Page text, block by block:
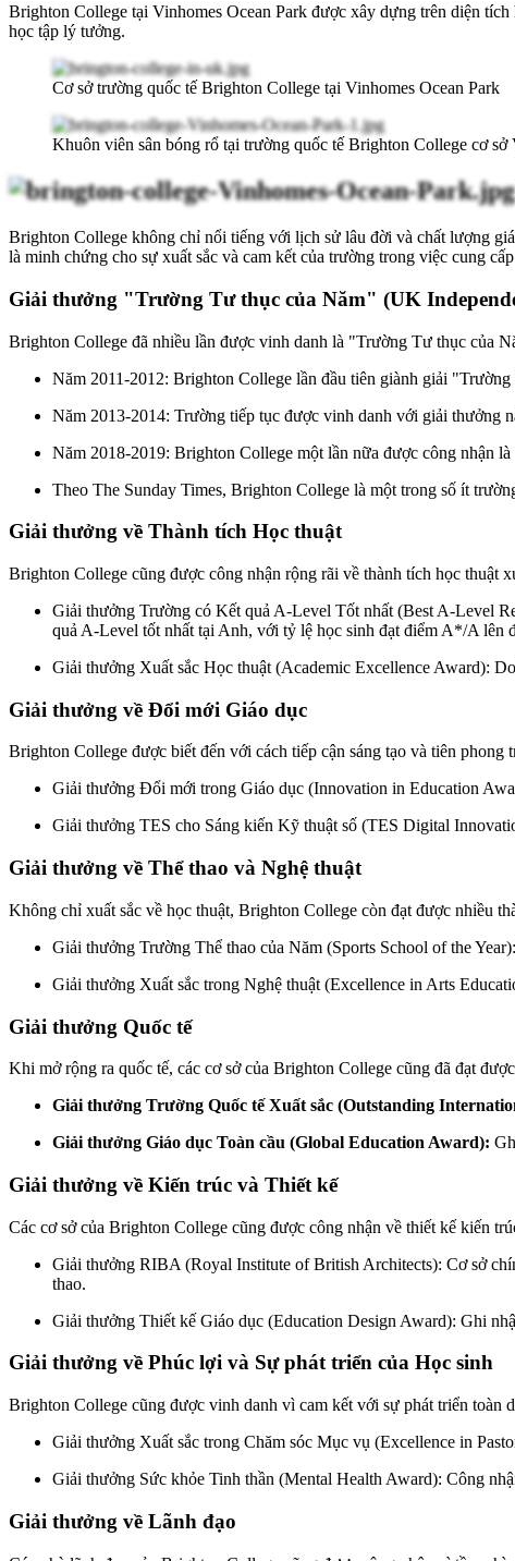
Brighton College tại Vinhomes Ocean Park được xây dựng trên diện
học tập lý tưởng.
Cơ sở trường quốc tế Brighton College tại Vinhomes Ocean Park
Khuôn viên sân bóng rổ tại trường quốc tế Brighton College cơ sở
Brighton College không chỉ nổi tiếng với lịch sử lâu đời và chất lượng
là minh chứng cho sự xuất sắc và cam kết của trường trong việc cung
Giải thưởng "Trường Tư thục của Năm" (UK
Brighton College đã nhiều lần được vinh danh là "Trường Tư thục của
Năm 2011-2012: Brighton College lần đầu tiên giành giải
Năm 2013-2014: Trường tiếp tục được vinh danh với giải thưởng
Năm 2018-2019: Brighton College một lần nữa được công nhận
Theo The Sunday Times, Brighton College là một trong số ít
Giải thưởng về Thành tích Học thuật
Brighton College cũng được công nhận rộng rãi về thành tích học thuật
Giải thưởng Trường có Kết quả A-Level Tốt nhất (Best A-Level
quả A-Level tốt nhất tại Anh, với tỷ lệ học sinh đạt điểm A*/A lên
Giải thưởng Xuất sắc Học thuật (Academic Excellence Award):
Giải thưởng về Đổi mới Giáo dục
Brighton College được biết đến với cách tiếp cận sáng tạo và tiên phong
Giải thưởng Đổi mới trong Giáo dục (Innovation in Education
Giải thưởng TES cho Sáng kiến Kỹ thuật số (TES Digital
Giải thưởng về Thể thao và Nghệ thuật
Không chỉ xuất sắc về học thuật, Brighton College còn đạt được nhiều
Giải thưởng Trường Thể thao của Năm (Sports School of the
Giải thưởng Xuất sắc trong Nghệ thuật (Excellence in Arts
Giải thưởng Quốc tế
Khi mở rộng ra quốc tế, các cơ sở của Brighton College cũng đã đạt
Giải thưởng Trường Quốc tế Xuất sắc (Outstanding
Giải thưởng Giáo dục Toàn cầu (Global Education Award):
Giải thưởng về Kiến trúc và Thiết kế
Các cơ sở của Brighton College cũng được công nhận về thiết kế kiến
Giải thưởng RIBA (Royal Institute of British Architects): Cơ sở
thao.
Giải thưởng Thiết kế Giáo dục (Education Design Award): Ghi
Giải thưởng về Phúc lợi và Sự phát triển của Học sinh
Brighton College cũng được vinh danh vì cam kết với sự phát triển toàn
Giải thưởng Xuất sắc trong Chăm sóc Mục vụ (Excellence in
Giải thưởng Sức khỏe Tinh thần (Mental Health Award): Công
Giải thưởng về Lãnh đạo